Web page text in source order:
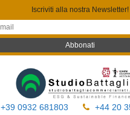
+39 0932 681803
+44 20
Iscriviti alla nostra Newsletter!